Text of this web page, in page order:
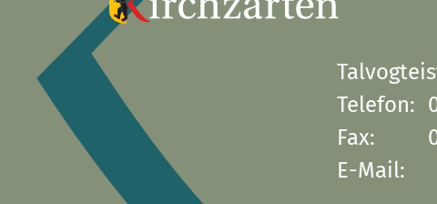
Telefon:
Fax:
E-Mail: